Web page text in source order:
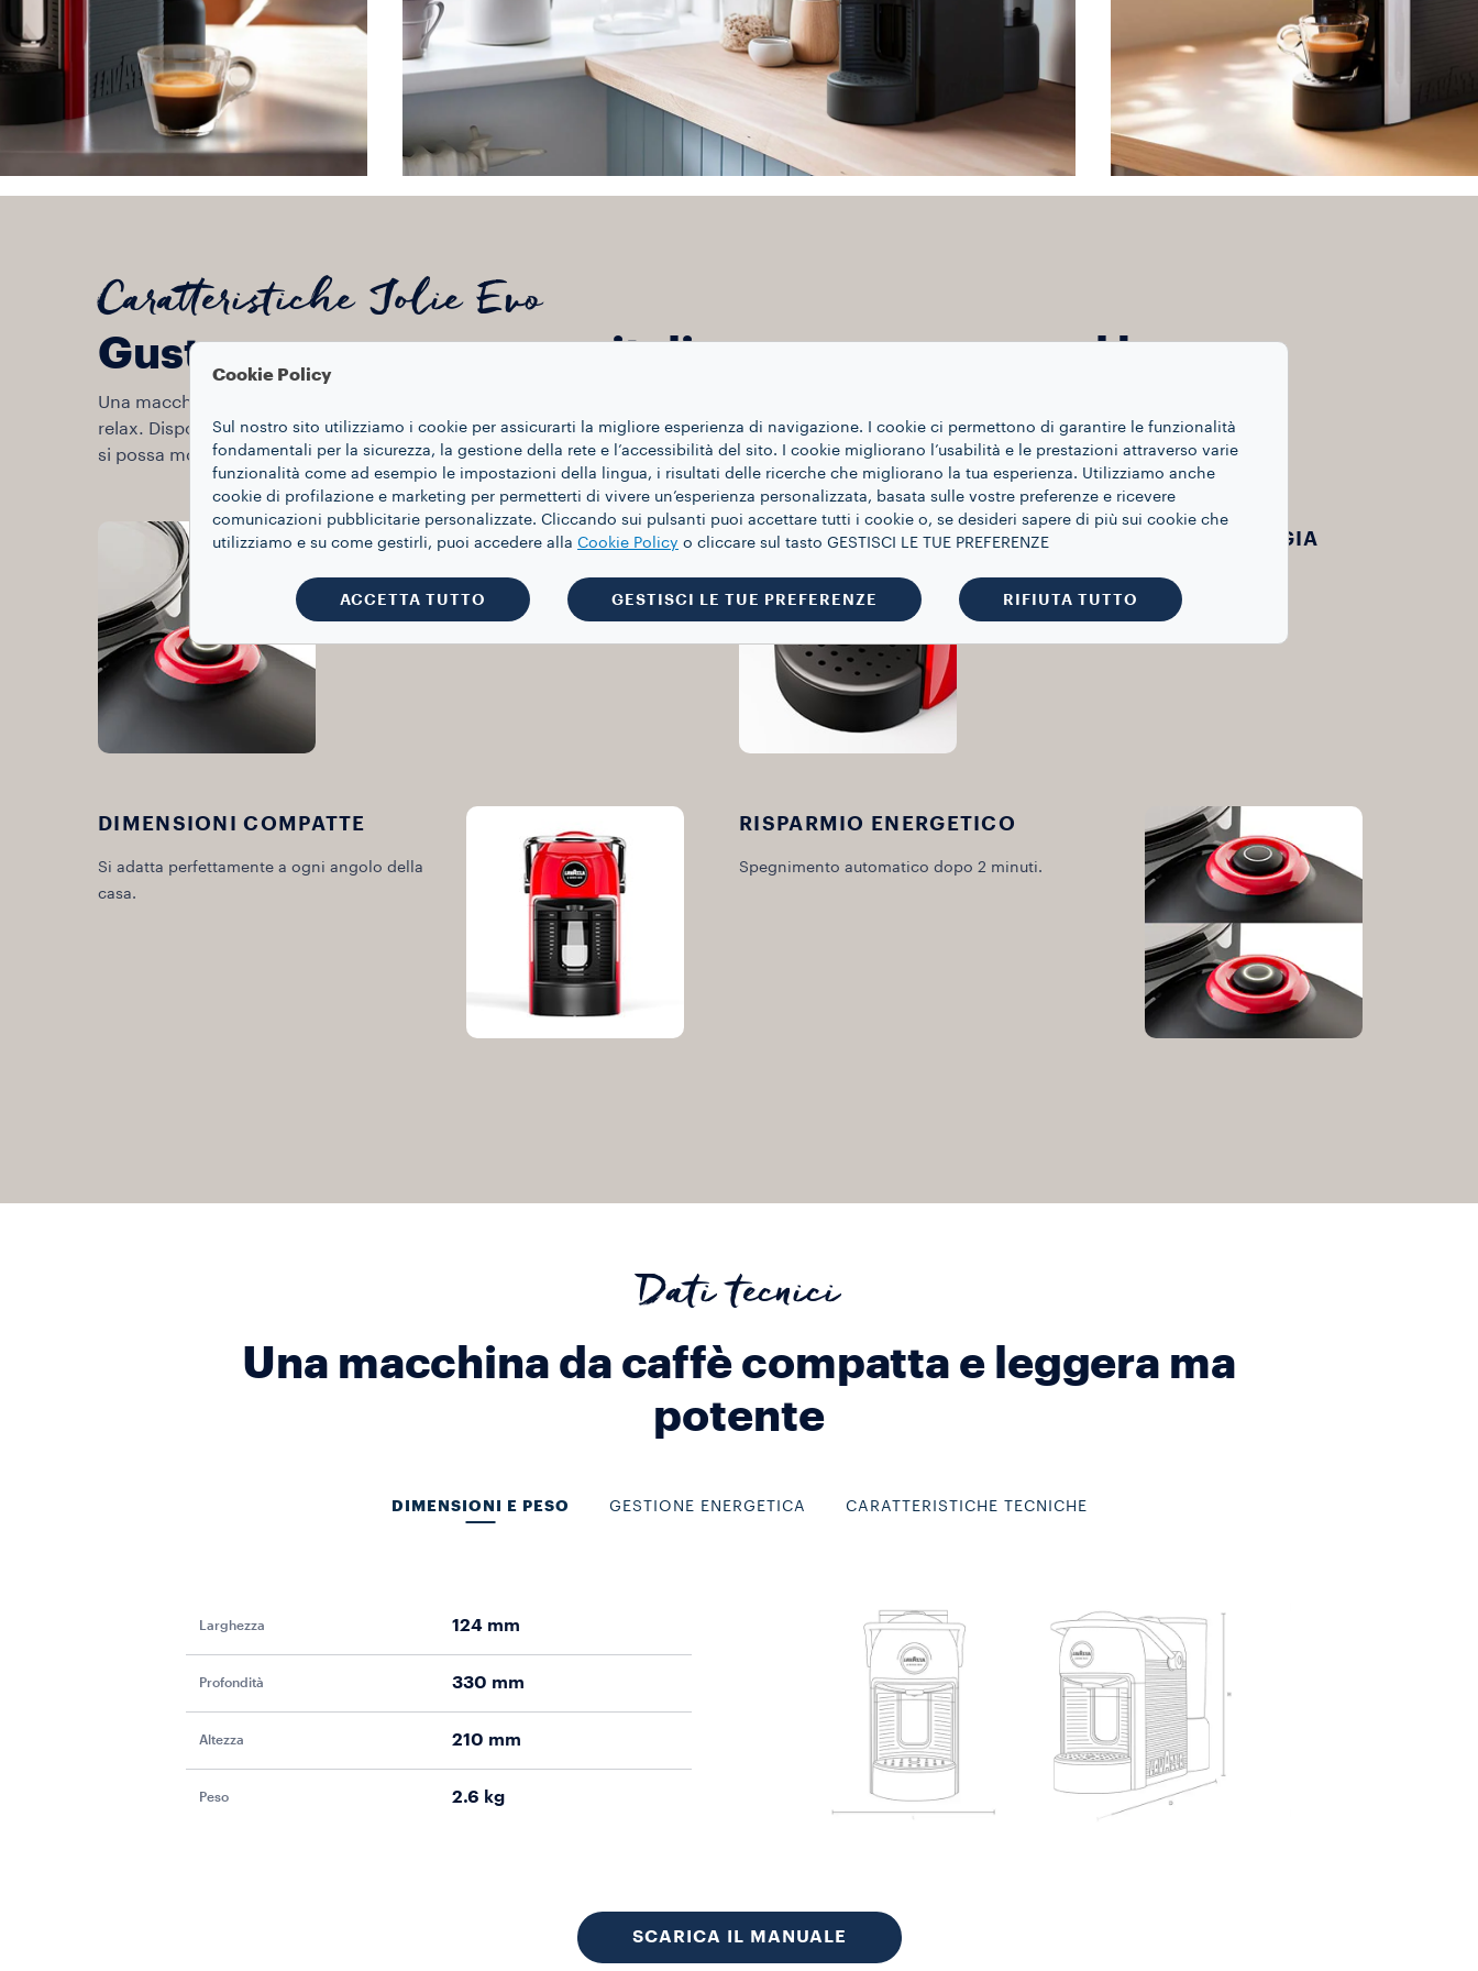
Caratteristiche Jolie Evo
Gusta un vero espresso italiano, a casa come al bar
Una macchina elegante, creata con grande attenzione al dettaglio. Jolie Evo è perfetta per un espresso in totale
relax. Dispone di una griglia poggia tazza rimovibile e di un pulsante Stop and Go retroilluminato, in modo che
si possa modificare la quantità della bevanda.
PULSANTE STOP&GO
Per selezionare la quantità desiderata di
espresso ogni volta che vuoi.
DIMENSIONI COMPATTE
Si adatta perfettamente a ogni angolo della
casa.
GRIGLIA RIMOVIBILE POGGIA
Per tazze o tazzine.
RISPARMIO ENERGETICO
Spegnimento automatico dopo 2 minuti.
Dati tecnici
Una macchina da caffè compatta e leggera ma
potente
DIMENSIONI E PESO GESTIONE ENERGETICA CARATTERISTICHE TECNICHE
Larghezza 124 mm
Profondità 330 mm
Altezza 210 mm
Peso 2.6 kg
SCARICA IL MANUALE
Cookie Policy
Sul nostro sito utilizziamo i cookie per assicurarti la migliore esperienza di navigazione. I cookie ci permettono di garantire le funzionalità
fondamentali per la sicurezza, la gestione della rete e l’accessibilità del sito. I cookie migliorano l’usabilità e le prestazioni attraverso varie
funzionalità come ad esempio le impostazioni della lingua, i risultati delle ricerche che migliorano la tua esperienza. Utilizziamo anche
cookie di profilazione e marketing per permetterti di vivere un’esperienza personalizzata, basata sulle vostre preferenze e ricevere
comunicazioni pubblicitarie personalizzate. Cliccando sui pulsanti puoi accettare tutti i cookie o, se desideri sapere di più sui cookie che
utilizziamo e su come gestirli, puoi accedere alla Cookie Policy o cliccare sul tasto GESTISCI LE TUE PREFERENZE
ACCETTA TUTTO GESTISCI LE TUE PREFERENZE RIFIUTA TUTTO